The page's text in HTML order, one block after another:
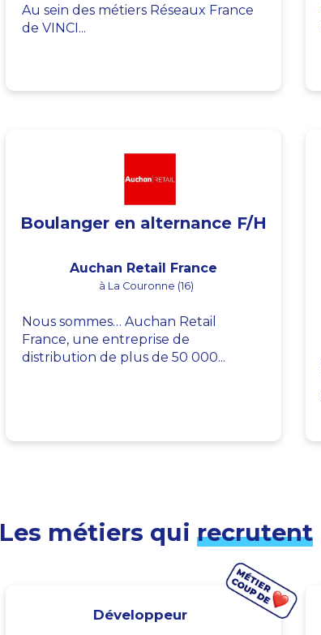
Au sein des métiers Réseaux France
de VINCI...
Boulanger en alternance F/H
Auchan Retail France
à La Couronne (16)
Nous sommes… Auchan Retail
France, une entreprise de
distribution de plus de 50 000...
Les métiers qui recrutent
Développeur